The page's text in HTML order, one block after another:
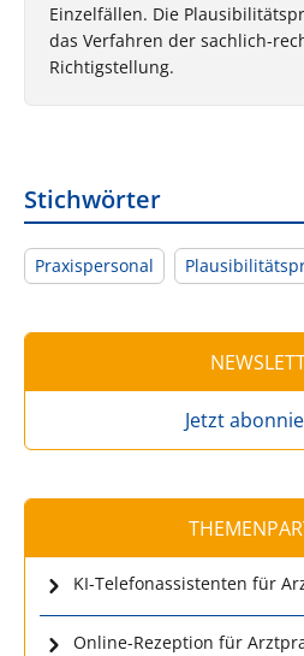
Einzelfällen. Die
das Verfahren der sachlich-
Richtigstellung.
Stichwörter
Praxispersonal
Jetzt
KI-Telefonassistenten für
Online-Rezeption für